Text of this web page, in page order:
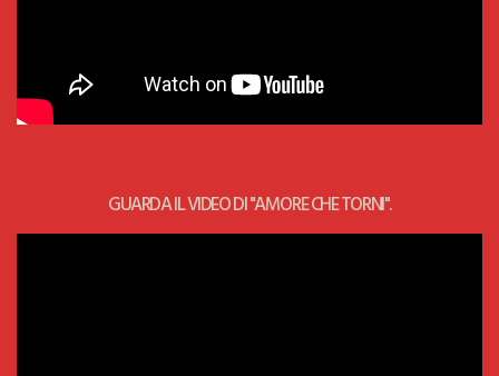
GUARDA IL VIDEO DI "AMORE CHE TORNI".